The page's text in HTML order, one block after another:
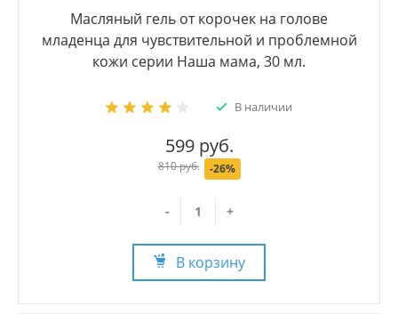
Масляный гель от корочек на голове
младенца для чувствительной и проблемной
кожи серии Наша мама, 30 мл.
В наличии
599 руб.
810 руб. -26%
- +
В корзину